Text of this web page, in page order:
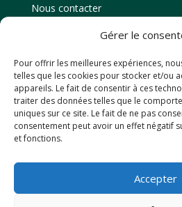
Gérer le
Pour offrir les meilleures expériences,
telles que les cookies pour stocker et/ou
appareils. Le fait de consentir à ces
traiter des données telles que le
uniques sur ce site. Le fait de ne pas
consentement peut avoir un effet négatif
et fonctions.
Accepter
Nous contacter
Amicale des anciens élèves
EPLEFPA d’Ahun
Le Chaussadis
23150 AHUN
Tél: 05 55 81 48 80
Email : anciensdahun@hotmail.fr
Retrouvez-nous sur Facebook